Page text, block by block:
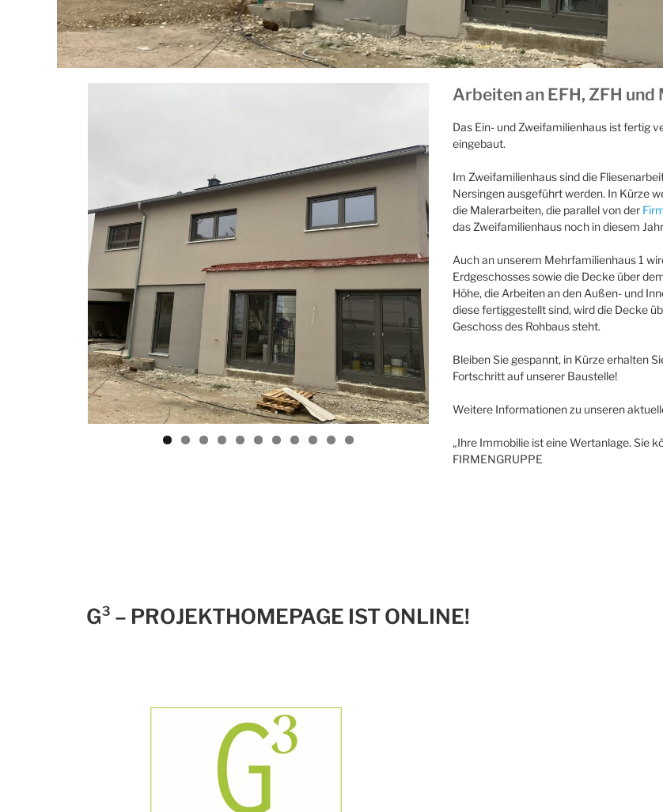
Arbeiten an EFH, ZFH
Das Ein- und Zweifamilienhaus ist fertig
eingebaut.
Im Zweifamilienhaus sind die
Nersingen ausgeführt werden. In Kürze
die Malerarbeiten, die parallel von der
das Zweifamilienhaus noch in diesem
Auch an unserem Mehrfamilienhaus 1
Erdgeschosses sowie die Decke über
Höhe, die Arbeiten an den Außen- und
diese fertiggestellt sind, wird die Decke
Geschoss des Rohbaus steht.
Bleiben Sie gespannt, in Kürze erhalten
Fortschritt auf unserer Baustelle!
Weitere Informationen zu unseren
„Ihre Immobilie ist eine Wertanlage. Sie
FIRMENGRUPPE
G³ – PROJEKTHOMEPAGE IST ONLINE!